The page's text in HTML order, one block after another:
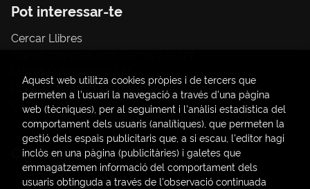
Pot interessar-te
Cercar Llibres
Papereria / material d'oficina
Consum Sostenible
Contacte
C/ Amadeo de Saboya, 4
Aquest web utilitza cookies pròpies i de tercers que
permeten a l'usuari la navegació a través d'una pàgina
web (tècniques), per al seguiment i l'anàlisi estadística del
comportament dels usuaris (analítiques), que permeten la
gestió dels espais publicitaris que, a si escau, l'editor hagi
inclòs en una pàgina (publicitàries) i galetes que
emmagatzemen informació del comportament dels
usuaris obtinguda a través de l'observació continuada